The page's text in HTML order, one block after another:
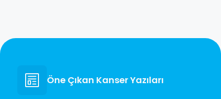
Öne Çıkan Kanser Yazıları